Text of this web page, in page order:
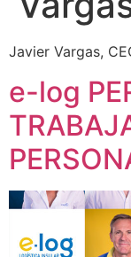
Javier Vargas,
e-log